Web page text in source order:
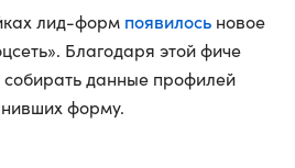
лид-форм появилось новое
Благодаря этой фиче
собирать данные профилей
форму.